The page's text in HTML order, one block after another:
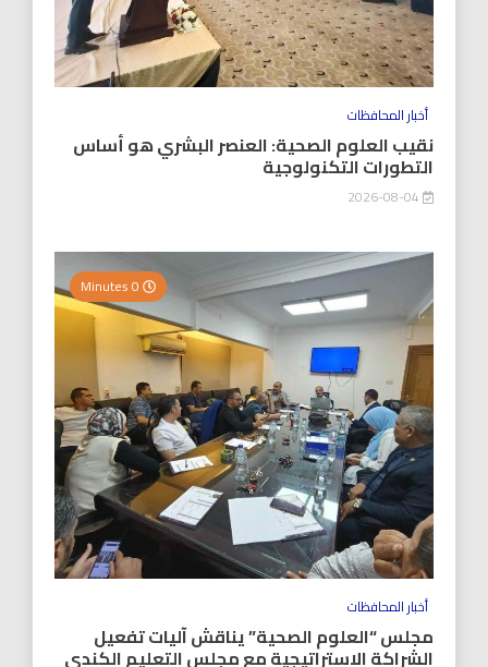
أخبار المحافظات
نقيب العلوم الصحية: العنصر البشري هو أساس
التطورات التكنولوجية
أخبار المحافظات
مجلس “العلوم الصحية” يناقش آليات تفعيل
الشراكة الاستراتيجية مع مجلس التعليم الكندي